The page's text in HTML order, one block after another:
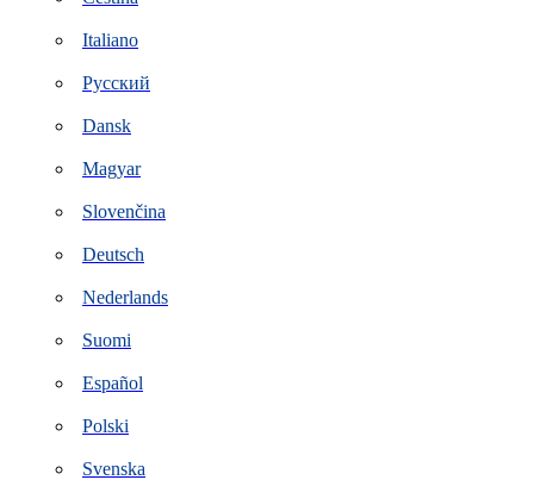
Italiano
Русский
Dansk
Magyar
Slovenčina
Deutsch
Nederlands
Suomi
Español
Polski
Svenska